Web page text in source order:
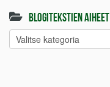
Blogitekstien aiheet
Blogitekstien
aiheet